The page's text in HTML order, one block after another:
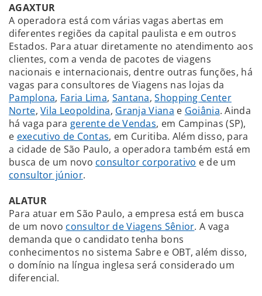
AGAXTUR
A operadora está com várias vagas abertas em
diferentes regiões da capital paulista e em outros
Estados. Para atuar diretamente no atendimento aos
clientes, com a venda de pacotes de viagens
nacionais e internacionais, dentre outras funções, há
vagas para consultores de Viagens nas lojas da
Pamplona, Faria Lima, Santana,Shopping Center
Norte,Vila Leopoldina, Granja Viana e Goiânia. Ainda
há vaga para gerente de Vendas, em Campinas (SP),
e executivo de Contas, em Curitiba. Além disso, para
a cidade de São Paulo, a operadora também está em
busca de um novo consultor corporativo e de um
consultor júnior.
ALATUR
Para atuar em São Paulo, a empresa está em busca
de um novo consultor de Viagens Sênior. A vaga
demanda que o candidato tenha bons
conhecimentos no sistema Sabre e OBT, além disso,
o domínio na língua inglesa será considerado um
diferencial.